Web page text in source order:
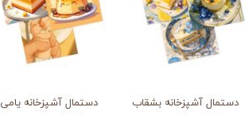
دستمال آشپزخانه یامیدستمال آشپزخانه بشقاب خوشمزه